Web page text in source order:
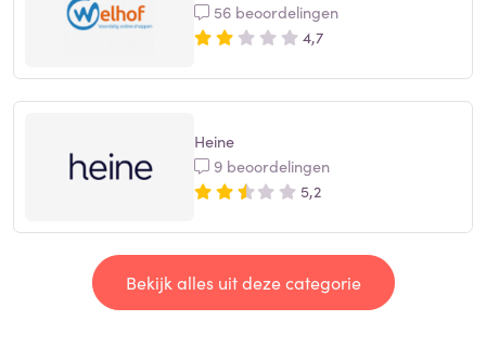
56 beoordelingen
4,7
Heine
9 beoordelingen
5,2
Bekijk alles uit deze categorie